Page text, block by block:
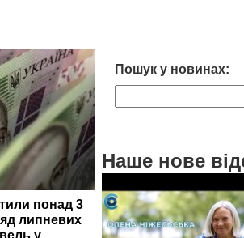
понад 3
липневих
Пошук у новинах:
Наше нове